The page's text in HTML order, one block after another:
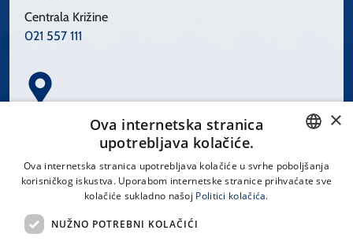
Centrala Križine
021 557 111
Spinčićeva 1, 21000 Split
CROATIAN
×
Ova internetska stranica
upotrebljava kolačiće.
Ova internetska stranica upotrebljava kolačiće u svrhe poboljšanja
korisničkog iskustva. Uporabom internetske stranice prihvaćate sve
kolačiće sukladno našoj Politici kolačića.
NUŽNO POTREBNI KOLAČIĆI